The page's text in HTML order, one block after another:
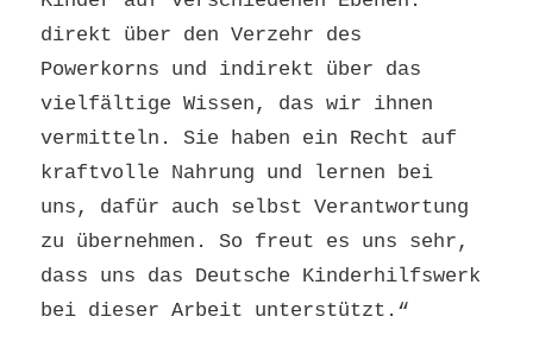
direkt über den Verzehr des
Powerkorns und indirekt über das
vielfältige Wissen, das wir ihnen
vermitteln. Sie haben ein Recht auf
kraftvolle Nahrung und lernen bei
uns, dafür auch selbst Verantwortung
zu übernehmen. So freut es uns sehr,
dass uns das Deutsche Kinderhilfswerk
bei dieser Arbeit unterstützt.“